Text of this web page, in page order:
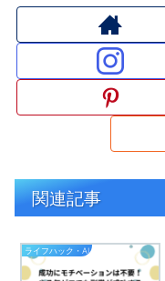
関連記事
ライフハック・AI